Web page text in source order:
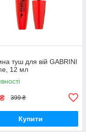
туш для вій GABRINI
12 мл
₴ 399 ₴
Купити